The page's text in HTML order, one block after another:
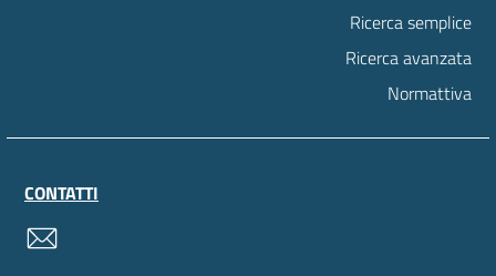
Ricerca semplice
Ricerca avanzata
Normattiva
CONTATTI